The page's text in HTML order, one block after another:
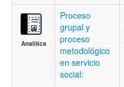
Analítica
Proceso
grupal y
proceso
metodológico
en servicio
social: